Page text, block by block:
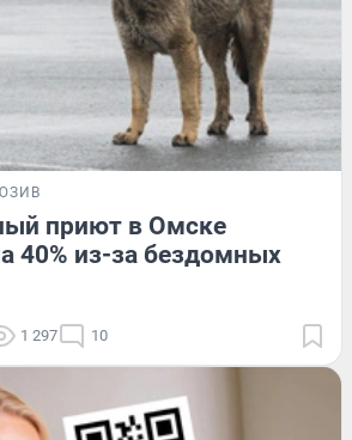
приют в Омске
40% из-за бездомных
1 297 10